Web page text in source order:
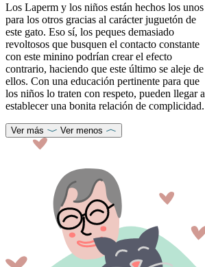
Los Laperm y los niños están hechos los unos
para los otros gracias al carácter juguetón de
este gato. Eso sí, los peques demasiado
revoltosos que busquen el contacto constante
con este minino podrían crear el efecto
contrario, haciendo que este último se aleje de
ellos. Con una educación pertinente para que
los niños lo traten con respeto, pueden llegar a
establecer una bonita relación de complicidad.
Ver más Ver menos